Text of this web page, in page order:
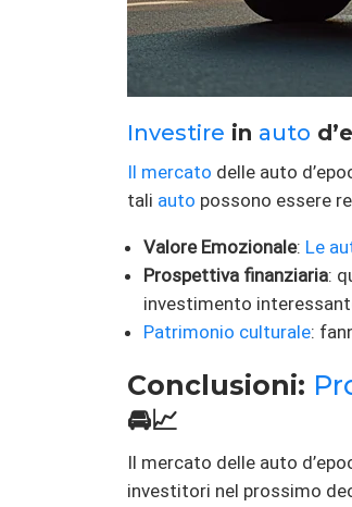
Investire in auto
Il mercato delle auto
tali auto possono essere
Valore Emozionale: Le
Prospettiva finanziaria:
investimento
Patrimonio culturale:
Conclusioni:
🚘📈
Il mercato delle auto
investitori nel prossimo